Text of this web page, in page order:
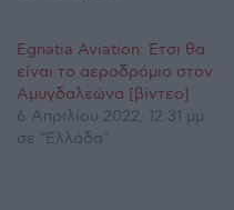
Egnatia Aviation: Έτσι θα
είναι το αεροδρόμιο στον
Αμυγδαλεώνα [βίντεο]
6 Απριλίου 2022, 12:31 μμ
σε "Ελλάδα"